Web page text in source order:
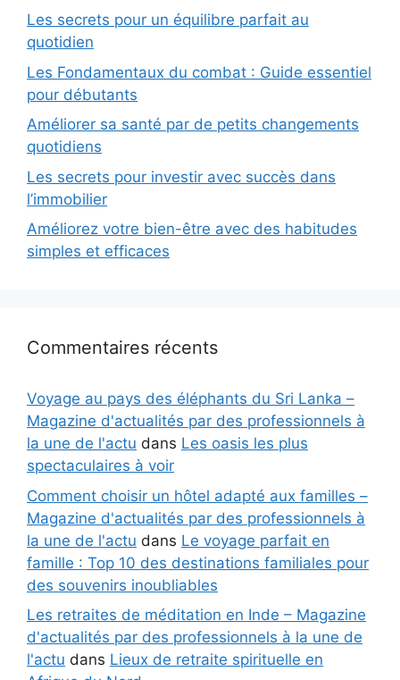
Les secrets pour un équilibre parfait au
quotidien
Les Fondamentaux du combat : Guide essentiel
pour débutants
Améliorer sa santé par de petits changements
quotidiens
Les secrets pour investir avec succès dans
l’immobilier
Améliorez votre bien-être avec des habitudes
simples et efficaces
Commentaires récents
Voyage au pays des éléphants du Sri Lanka –
Magazine d'actualités par des professionnels à
la une de l'actu dans Les oasis les plus
spectaculaires à voir
Comment choisir un hôtel adapté aux familles –
Magazine d'actualités par des professionnels à
la une de l'actu dans Le voyage parfait en
famille : Top 10 des destinations familiales pour
des souvenirs inoubliables
Les retraites de méditation en Inde – Magazine
d'actualités par des professionnels à la une de
l'actu dans Lieux de retraite spirituelle en